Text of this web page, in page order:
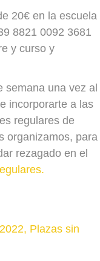
20€ en la escuela
8821 0092 3681
y curso y
semana una vez al
incorporarte a las
regulares de
organizamos, para
rezagado en el
Plazas sin